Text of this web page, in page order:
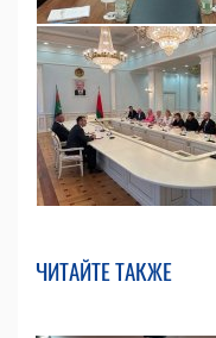
ЧИТАЙТЕ ТАКЖЕ